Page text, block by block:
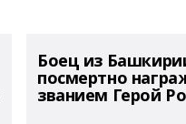
Боец из
посмертно
званием Герой